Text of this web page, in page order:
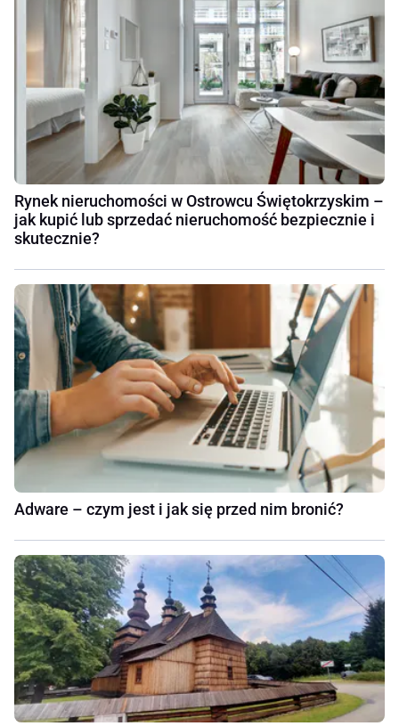
Rynek nieruchomości w Ostrowcu Świętokrzyskim –
jak kupić lub sprzedać nieruchomość bezpiecznie i
skutecznie?
Adware – czym jest i jak się przed nim bronić?